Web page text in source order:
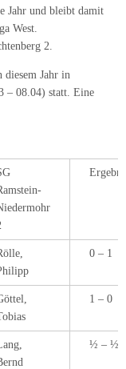
Jahr und bleibt damit
West.
2.
Jahr in
– 08.04) statt. Eine
0 – 1
1 – 0
½ – ½